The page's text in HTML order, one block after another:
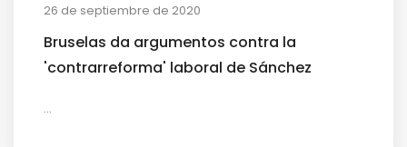
26 de septiembre de 2020
Bruselas da argumentos contra la
'contrarreforma' laboral de Sánchez
...